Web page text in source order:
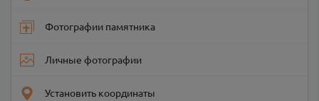
Фотографии памятника
Личные фотографии
Установить координаты